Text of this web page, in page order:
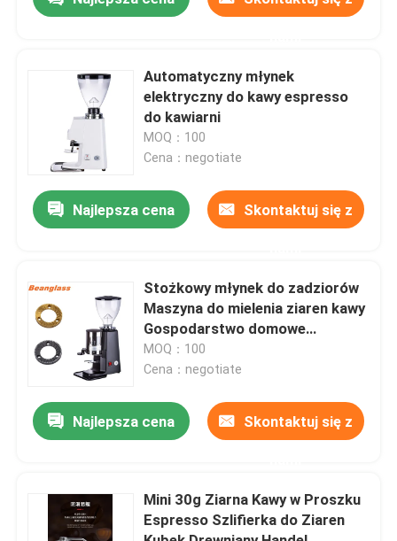
Produkty
Pokaz VR
O nas
Kontrola jakości
Skontaktuj się z nami
Sprawy
Młynek do kawy z zadziorami
Automatyczny młynek
elektryczny do kawy espresso
do kawiarni
MOQ：100
Cena：negotiate
Najlepsza cena Skontaktuj się z
Stożkowy młynek do zadziorów
Maszyna do mielenia ziaren kawy
Gospodarstwo domowe
Komercyjne
MOQ：100
Cena：negotiate
Najlepsza cena Skontaktuj się z
Mini 30g Ziarna Kawy w Proszku
Espresso Szlifierka do Ziaren